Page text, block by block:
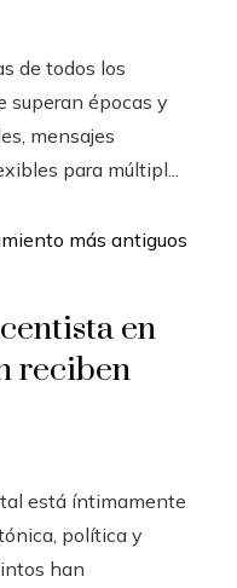
de todos los
superan épocas y
mensajes
para múltipl...
en
reciben
está íntimamente
política y
han